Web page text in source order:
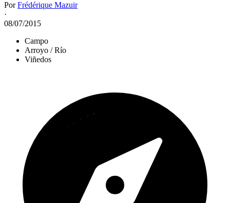
PorFrédérique Mazuir
·
08/07/2015
Campo
Arroyo / Río
Viñedos